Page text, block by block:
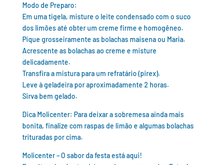
Modo de Preparo:
Em uma tigela, misture o leite condensado com o suco
dos limões até obter um creme firme e homogêneo.
Pique grosseiramente as bolachas maisena ou Maria.
Acrescente as bolachas ao creme e misture
delicadamente.
Transfira a mistura para um refratário (pirex).
Leve à geladeira por aproximadamente 2 horas.
Sirva bem gelado.
Dica Molicenter: Para deixar a sobremesa ainda mais
bonita, finalize com raspas de limão e algumas bolachas
trituradas por cima.
Molicenter – O sabor da festa está aqui!